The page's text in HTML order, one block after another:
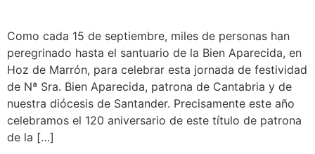
Como cada 15 de septiembre, miles de personas han
peregrinado hasta el santuario de la Bien Aparecida, en
Hoz de Marrón, para celebrar esta jornada de festividad
de Nª Sra. Bien Aparecida, patrona de Cantabria y de
nuestra diócesis de Santander. Precisamente este año
celebramos el 120 aniversario de este título de patrona
de la […]